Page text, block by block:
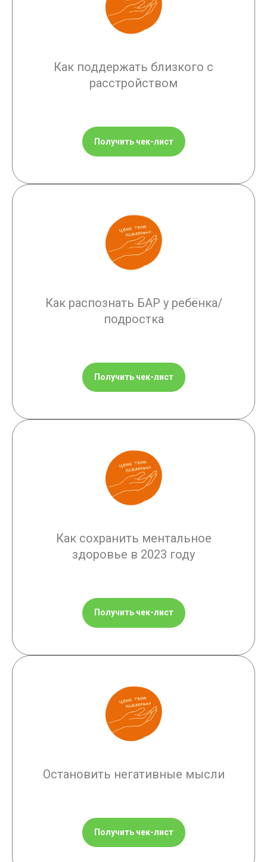
Как поддержать близкого с
расстройством
Получить чек-лист
Как распознать БАР у ребёнка/
подростка
Получить чек-лист
Как сохранить ментальное
здоровье в 2023 году
Получить чек-лист
Остановить негативные мысли
Получить чек-лист